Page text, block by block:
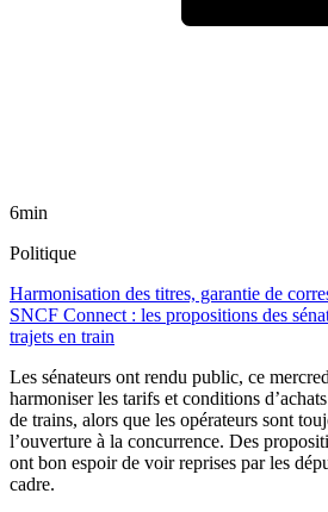
6min
Politique
Harmonisation des titres, garantie de
SNCF Connect : les propositions des
trajets en train
Les sénateurs ont rendu public, ce
harmoniser les tarifs et conditions
de trains, alors que les opérateurs sont
l’ouverture à la concurrence. Des
ont bon espoir de voir reprises par les
cadre.